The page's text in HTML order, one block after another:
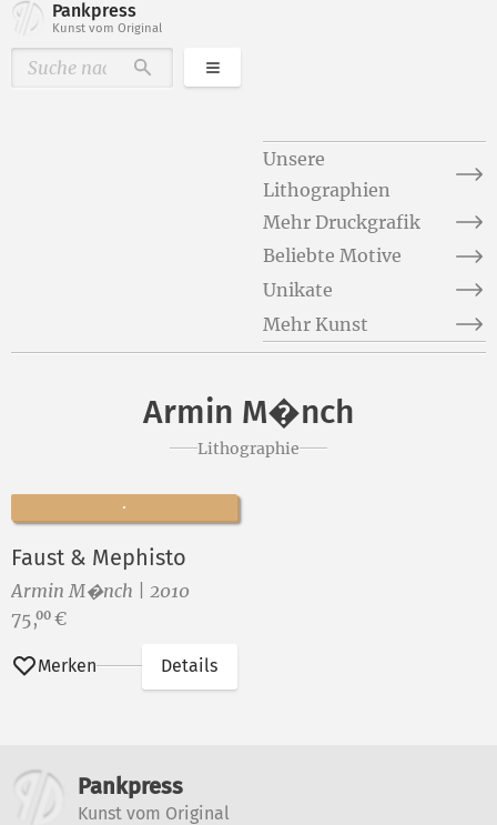
Pankpress
Kunst vom Original
DurchsuchenKategorien
Unsere
Lithographien
Mehr Druckgrafik
Beliebte Motive
Unikate
Mehr Kunst
Armin M�nch
Lithographie
Faust & Mephisto
Armin M�nch | 2010
Preis:
75,00 €
Merken Details
Weitere Informationen
Pankpress
Kunst vom Original